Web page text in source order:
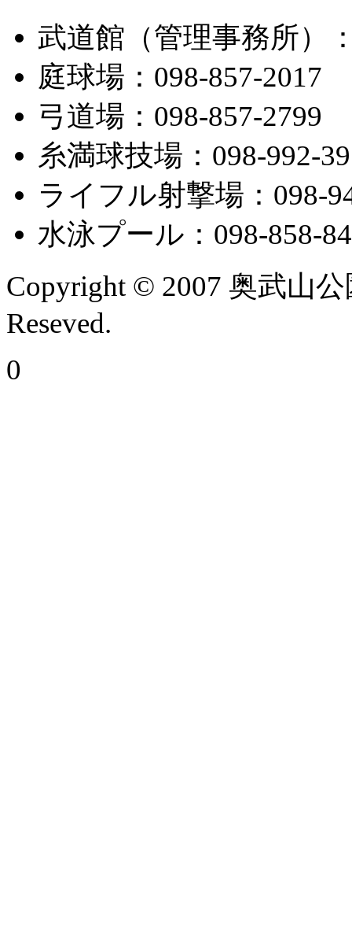
武道館（管理事務所）
庭球場：098-857-2017
弓道場：098-857-2799
糸満球技場：098-992-
ライフル射撃場：098-
水泳プール：098-858-
Copyright © 2007 奥武山
Reseved.
0